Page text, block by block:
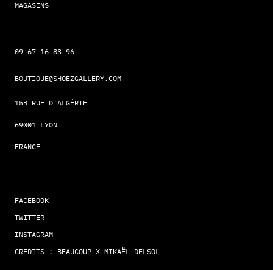
MAGASINS
09 67 16 83 96
BOUTIQUE@SHOEZGALLERY.COM
15B RUE D'ALGÉRIE
69001 LYON
FRANCE
FACEBOOK
TWITTER
INSTAGRAM
CREDITS : BEAUCOUP X MIKAËL DELSOL